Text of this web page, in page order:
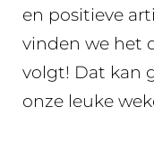
en positieve
vinden we het
volgt! Dat kan
onze leuke